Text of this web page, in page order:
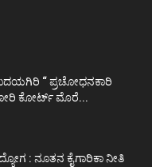
ಉದಯಗಿರಿ “ ಪ್ರಚೋಧನಕಾರಿ
ಕೋರ್ಟ್‌ ಮೊರೆ...
: ನೂತನ ಕೈಗಾರಿಕಾ ನೀತಿ